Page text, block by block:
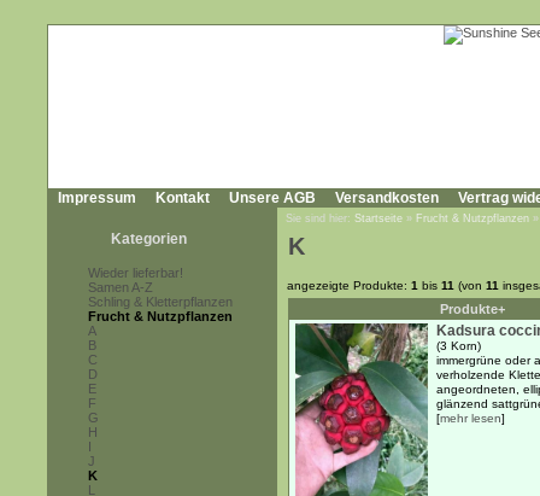
Impressum Kontakt Unsere AGB Versandkosten Vertrag
Kategorien
Wieder lieferbar!
Samen A-Z
Schling & Kletterpflanzen
Frucht & Nutzpflanzen
A
B
C
D
E
F
G
H
I
J
K
L
Sie sind hier: Startseite » Frucht & Nutzpflanzen
K
angezeigte Produkte: 1 bis 11 (von 11
Produkte+
Kadsura
(3 Korn)
immergrüne oder
verholzende
angeordneten,
glänzend
[mehr lesen]